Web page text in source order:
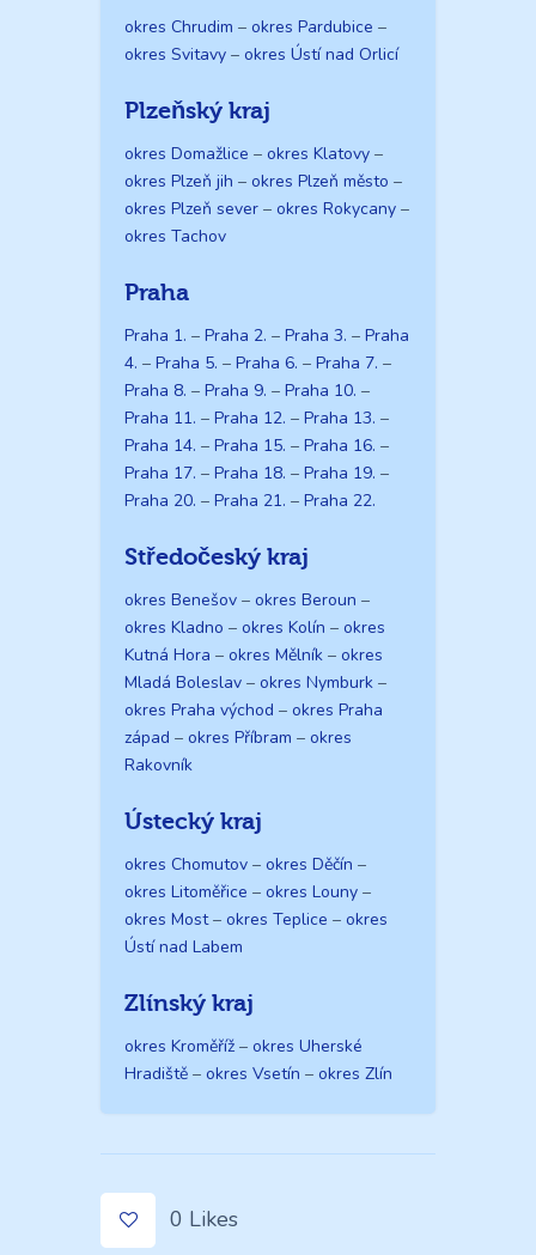
okres Chrudim – okres Pardubice –
okres Svitavy – okres Ústí nad Orlicí
Plzeňský kraj
okres Domažlice – okres Klatovy –
okres Plzeň jih – okres Plzeň město –
okres Plzeň sever – okres Rokycany –
okres Tachov
Praha
Praha 1. – Praha 2. – Praha 3. – Praha
4. – Praha 5. – Praha 6. – Praha 7. –
Praha 8. – Praha 9. – Praha 10. –
Praha 11. – Praha 12. – Praha 13. –
Praha 14. – Praha 15. – Praha 16. –
Praha 17. – Praha 18. – Praha 19. –
Praha 20. – Praha 21. – Praha 22.
Středočeský kraj
okres Benešov – okres Beroun –
okres Kladno – okres Kolín – okres
Kutná Hora – okres Mělník – okres
Mladá Boleslav – okres Nymburk –
okres Praha východ – okres Praha
západ – okres Příbram – okres
Rakovník
Ústecký kraj
okres Chomutov – okres Děčín –
okres Litoměřice – okres Louny –
okres Most– okres Teplice – okres
Ústí nad Labem
Zlínský kraj
okres Kroměříž – okres Uherské
Hradiště – okres Vsetín – okres Zlín
0 Likes